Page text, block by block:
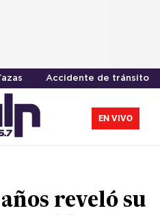
Accidente de tránsito
EN VIVO
reveló su